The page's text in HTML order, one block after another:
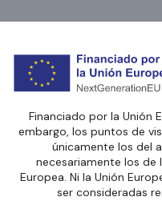
Financiado por la Unión
embargo, los puntos de
únicamente los del
necesariamente los de
Europea. Ni la Unión
ser consideradas